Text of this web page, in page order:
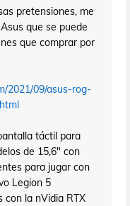
pretensiones, me
que se puede
que comprar por
2021/09/asus-rog-
táctil para
de 15,6" con
para jugar con
Legion 5
con la nVidia RTX